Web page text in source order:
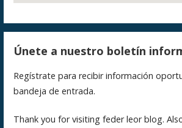
Únete a nuestro boletín
Regístrate para recibir información
bandeja de entrada.
Thank you for visiting feder leor blog.